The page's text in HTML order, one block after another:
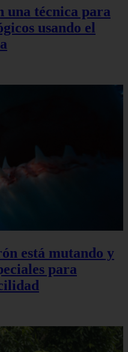
una técnica para
usando el
está mutando y
para